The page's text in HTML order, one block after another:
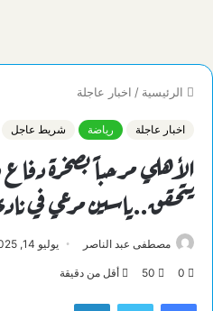
الرئيسية / اخبار عاجلة
اخبار عاجلة رياضة شريط عاجل
الأهلي مرحباً بصخرة دفاع
يتحقق..ياسين مرعي في
مصطفى عبد الناصر يوليو 14, 2025
0
50 أقل من دقيقة
فيسبوك تويتر لينكدإن